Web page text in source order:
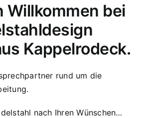
Willkommen bei
Kappelrodeck.
rund um die
nach Ihren Wünschen…